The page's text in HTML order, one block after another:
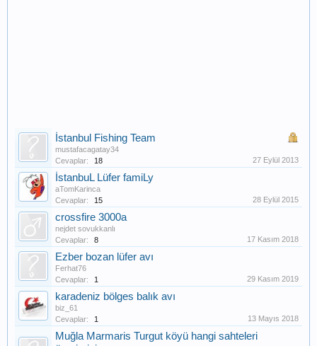
İstanbul Fishing Team
mustafacagatay34
Cevaplar:
18 27 Eylül 2013
İstanbuL Lüfer famiLy
aTomKarinca
Cevaplar:
15 28 Eylül 2015
crossfire 3000a
nejdet sovukkanlı
Cevaplar:
8 17 Kasım 2018
Ezber bozan lüfer avı
Ferhat76
Cevaplar:
1 29 Kasım 2019
karadeniz bölges balık avı
biz_61
Cevaplar:
1 13 Mayıs 2018
Muğla Marmaris Turgut köyü hangi sahteleri